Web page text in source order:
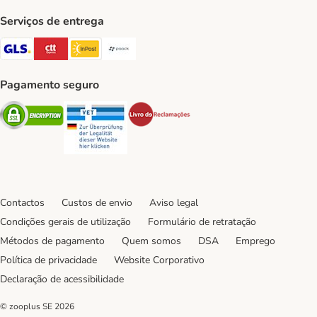
Serviços de entrega
GLS Shipping Method
CTTExpress Shipping Method
InPost Shipping Method
Pagamento seguro
Security Security
Contactos Custos de envio
Aviso legal
Condições gerais de utilização
Formulário de retratação
Métodos de pagamento
Quem somos DSA
Emprego
Política de privacidade
Website Corporativo
Declaração de acessibilidade
© zooplus SE 2026